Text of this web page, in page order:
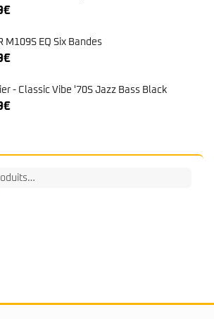
€
M109S EQ Six Bandes
€
- Classic Vibe '70S Jazz Bass Black
€